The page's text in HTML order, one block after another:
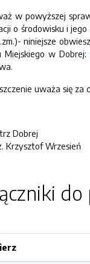
w powyższej
o środowisku i
niniejsze
Miejskiego w Dobrej:
uważa się za
Dobrej
Krzysztof Wrzesień